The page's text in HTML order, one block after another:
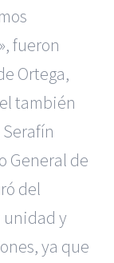
fueron
Ortega,
también
General de
del
unidad y
ya que